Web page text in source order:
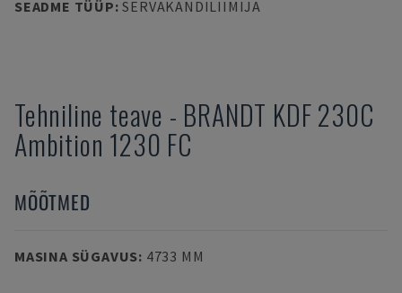
SEADME TÜÜP:SERVAKANDILIIMIJA
Tehniline teave - BRANDT KDF 230C
Ambition 1230 FC
MÕÕTMED
MASINA SÜGAVUS: 4733 MM